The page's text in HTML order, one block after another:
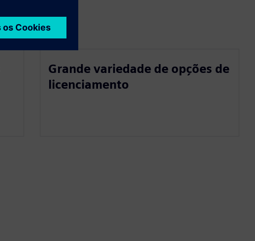
Grande variedade de opções de
licenciamento